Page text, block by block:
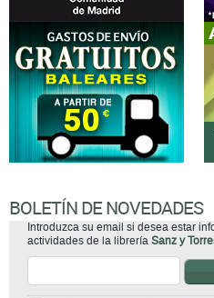
BOLETÍN DE NOVEDADES
Introduzca su email si desea estar
actividades de la librería Sanz y